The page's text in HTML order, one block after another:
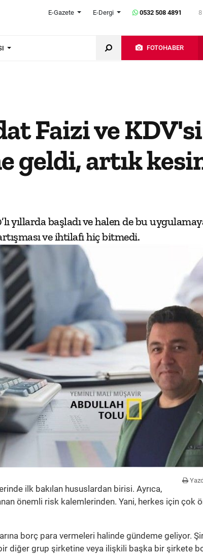
E-Gazete E-Dergi 0532 508 4891
FOTOHABER
Faizi ve KDV'si
geldi, artık
yıllarda başladı ve halen de bu
ve ihtilafı hiç bitmedi.
ilk bakılan hususlardan birisi. Ayrıca,
önemli risk kalemlerinden. Yani, herkes için çok
borç para vermeleri halinde gündeme geliyor.
diğer grup şirketine veya ilişkili başka bir şirkete